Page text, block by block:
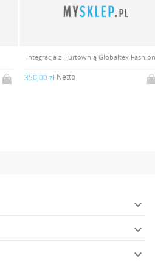
Integracja z Hurtownią Globaltex
350,00 złNetto


